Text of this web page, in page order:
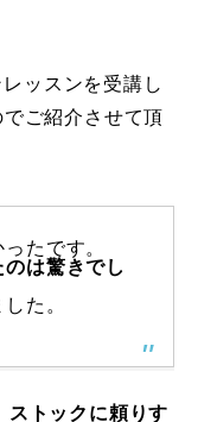
ッスンを受講し
ご紹介させて頂
たです。
は驚きでし
た。
ストックに頼りす